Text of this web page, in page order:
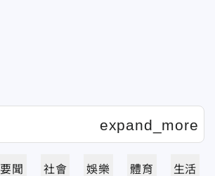
要聞 社會 娛樂 體育 生活